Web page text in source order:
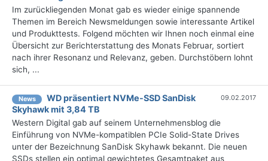
Im zurückliegenden Monat gab es wieder einige spannende
Themen im Bereich Newsmeldungen sowie interessante Artikel
und Produkttests. Folgend möchten wir Ihnen noch einmal eine
Übersicht zur Berichterstattung des Monats Februar, sortiert
nach ihrer Resonanz und Relevanz, geben. Durchstöbern lohnt
sich, ...
News
WD präsentiert NVMe-SSD SanDisk
Skyhawk mit 3,84 TB
09.02.2017
Western Digital gab auf seinem Unternehmensblog die
Einführung von NVMe-kompatiblen PCIe Solid-State Drives
unter der Bezeichnung SanDisk Skyhawk bekannt. Die neuen
SSDs stellen ein optimal gewichtetes Gesamtpaket aus